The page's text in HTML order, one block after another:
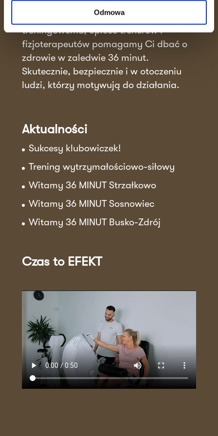
Odmowa
spotyka się ze wspierającą atmosferą.
Dzięki unikalnemu systemowi
treningowemu, opiece trenerów i
fizjoterapeutów pomagamy Ci dbać o
zdrowie w zaledwie 36 minut.
Skutecznie, bezpiecznie i w otoczeniu
ludzi, którzy motywują do działania.
Aktualności
Sukcesy klubowiczek!
Trening wytrzymałościowo-siłowy
Witamy 36 MINUT Strzałkowo
Witamy 36 MINUT Sosnowiec
Witamy 36 MINUT Busko-Zdrój
Czas to EFEKT